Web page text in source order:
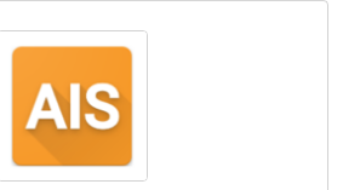
Dokumente hinterlegen
Durch die Integration
und anderen
die Lösung Steuerfachleuten
Dokumentationspflichten und